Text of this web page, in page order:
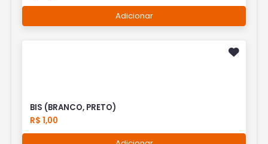
Adicionar
BIS (BRANCO, PRETO)
R$ 1,00